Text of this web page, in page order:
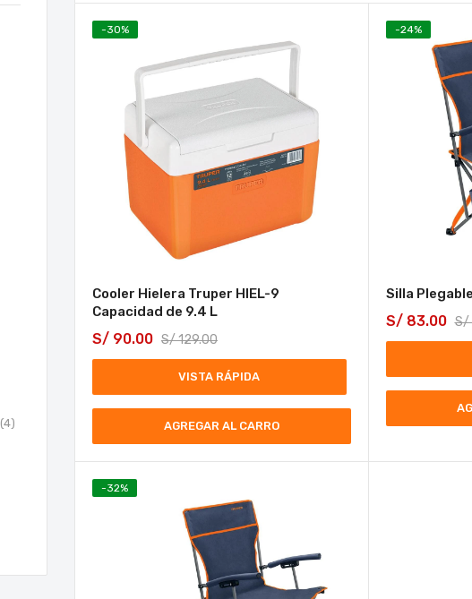
-30%
Cooler Hielera Truper HIEL-9
Capacidad de 9.4 L
S/129.00
S/ 90.00
VISTA RÁPIDA
AGREGAR AL CARRO
-24%
Silla
S/
S/83.00
-32%
(4)